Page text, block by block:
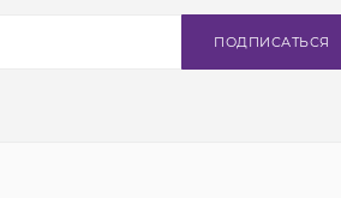
ПОДПИСАТЬСЯ